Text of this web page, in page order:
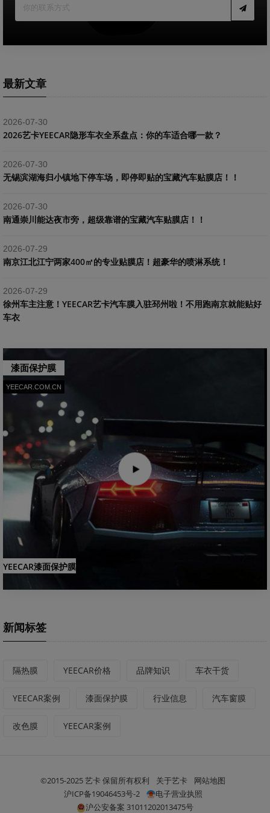
最新文章
2026-07-30
2026艺卡YEECAR隐形车衣全系盘点：你的车适合哪一款？
2026-07-30
​无锡滨湖海归小镇地下停车场，即停即贴的宝藏汽车贴膜店！！
2026-07-30
南通崇川能达夜市旁，超级靠谱的宝藏汽车贴膜店！！
2026-07-29
南京江北江宁两家400㎡的专业贴膜店！超豪华的喷淋系统！
2026-07-29
​徐州车主注意！YEECAR艺卡汽车膜入驻邳州啦！不用跑南京就能贴好
车衣
漆面保护膜
YEECAR.COM.CN
YEECAR漆面保护膜
新闻标签
隔热膜 YEECAR价格 品牌知识 车衣干货
YEECAR案例 漆面保护膜 行业信息 汽车窗膜
改色膜 YEECAR案例
©2015-2025 艺卡 保留所有权利 关于艺卡
网站地图
沪ICP备19046453号-2
电子营业执照
沪公安备案 31011202013475号